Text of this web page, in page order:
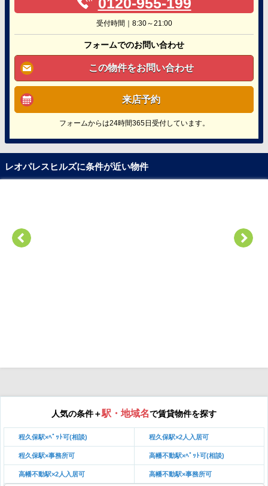
0120-955-199
受付時間｜8:30～21:00
フォームでのお問い合わせ
この物件をお問い合わせ
来店予約
フォームからは24時間365日受付しています。
レオパレスヒルズに条件が近い物件
人気の条件＋駅・地域名で賃貸物件を探す
程久保駅×ﾍﾟｯﾄ可(相談) 程久保駅×2人入居可
程久保駅×事務所可 高幡不動駅×ﾍﾟｯﾄ可(相談)
高幡不動駅×2人入居可 高幡不動駅×事務所可